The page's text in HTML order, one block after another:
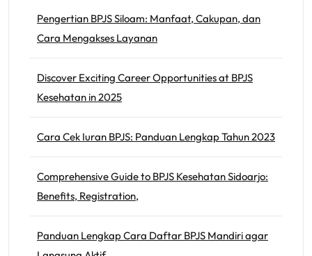
Pengertian BPJS Siloam: Manfaat, Cakupan, dan
Cara Mengakses Layanan
Discover Exciting Career Opportunities at BPJS
Kesehatan in 2025
Cara Cek Iuran BPJS: Panduan Lengkap Tahun 2023
Comprehensive Guide to BPJS Kesehatan Sidoarjo:
Benefits, Registration,
Panduan Lengkap Cara Daftar BPJS Mandiri agar